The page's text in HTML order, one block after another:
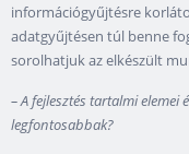
információgyűjtésre
adatgyűjtésen túl benne
sorolhatjuk az elkészült
–A fejlesztés tartalmi elemei
legfontosabbak?